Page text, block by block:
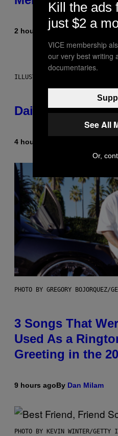
2 hours ago Emma Garland
ILLUSTRATION BY REESA.
Daily
4 hours ago
PHOTO BY GREGORY BOJORQUEZ/
3 Songs That
Used As a
Greeting in the
9 hours agoBy Dan Milam
PHOTO BY KEVIN WINTER/GETTY
Kill the ads
just $2 a
VICE membership
our very best writing
documentaries.
See All
Or,